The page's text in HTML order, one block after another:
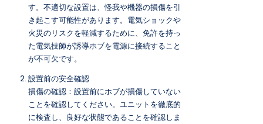
す。不適切な設置は、怪我や機器の損傷を引
き起こす可能性があります。電気ショックや
火災のリスクを軽減するために、免許を持っ
た電気技師が誘導ホブを電源に接続すること
が不可欠です。
設置前の安全確認
損傷の確認：設置前にホブが損傷していない
ことを確認してください。ユニットを徹底的
に検査し、良好な状態であることを確認しま